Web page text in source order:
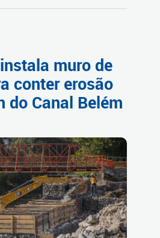
muro de
conter erosão
do Canal Belém